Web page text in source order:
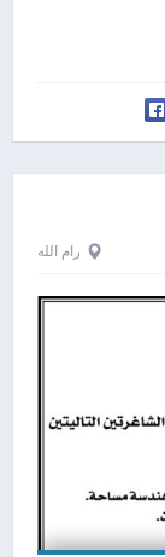
رام الله